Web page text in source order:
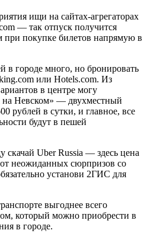
ищи на сайтах-агрегаторах
— так отпуск получится
при покупке билетов напрямую в
в городе много, но бронировать
или Hotels.com. Из
в центре могу
на Невском» — двухместный
рублей в сутки, и главное, все
будут в пешей
скачай Uber Russia — здесь цена
неожиданных сюрпризов со
установи 2ГИС для
выгоднее всего
который можно приобрести в
в городе.